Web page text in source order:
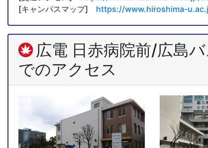
[キャンパスマップ] https://www.hiroshima-
広電 日赤病院前/広島
でのアクセス